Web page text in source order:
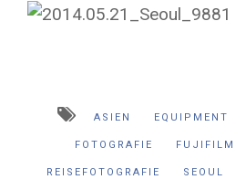
ASIEN EQUIPMENT
FOTOGRAFIE FUJIFILM
REISEFOTOGRAFIE SEOUL